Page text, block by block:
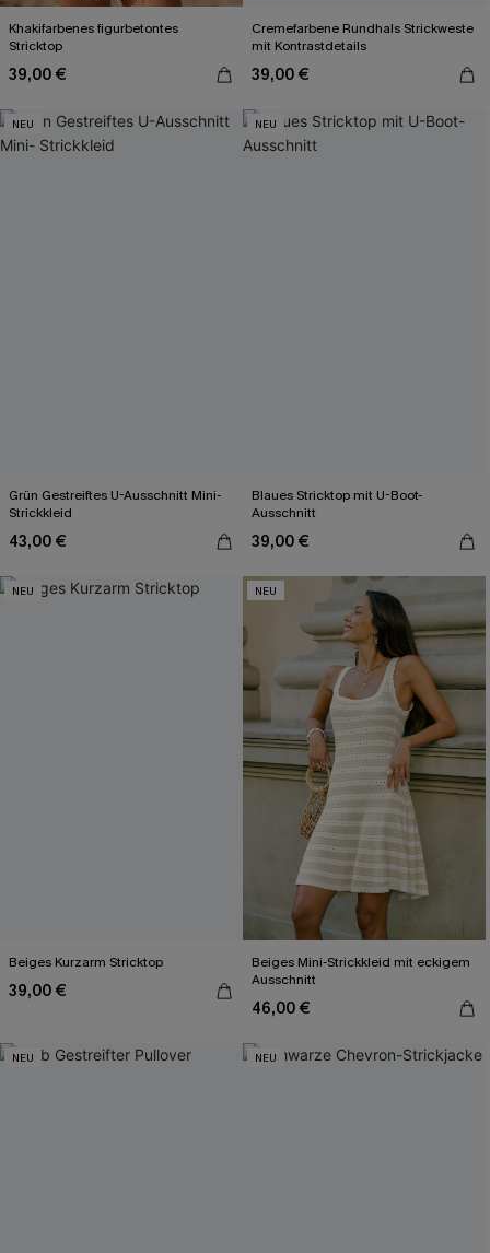
Khakifarbenes figurbetontes
Stricktop
39,00 €
Cremefarbene Rundhals Strickweste
mit Kontrastdetails
39,00 €
NEU
Grün Gestreiftes U-Ausschnitt Mini-
Strickkleid
43,00 €
NEU
Blaues Stricktop mit U-Boot-
Ausschnitt
39,00 €
NEU
Beiges Kurzarm Stricktop
39,00 €
NEU
Beiges Mini-Strickkleid mit eckigem
Ausschnitt
46,00 €
NEU NEU